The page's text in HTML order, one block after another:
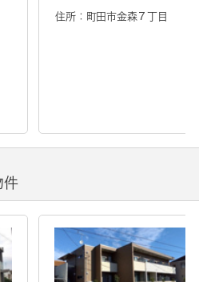
住所：町田市金森７丁目
件